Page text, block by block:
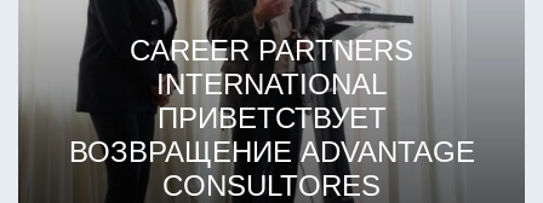
CAREER PARTNERS
INTERNATIONAL
ПРИВЕТСТВУЕТ
ВОЗВРАЩЕНИЕ ADVANTAGE
CONSULTORES